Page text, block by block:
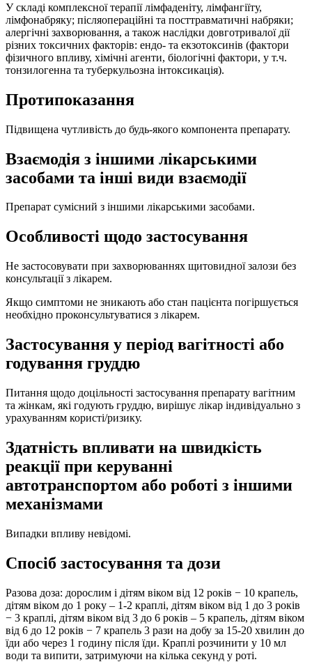
У складі комплексної терапії лімфаденіту, лімфангіїту,
лімфонабряку; післяопераційні та посттравматичні набряки;
алергічні захворювання, а також наслідки довготривалої дії
різних токсичних факторів: ендо- та екзотоксинів (фактори
фізичного впливу, хімічні агенти, біологічні фактори, у т.ч.
тонзилогенна та туберкульозна інтоксикація).
Протипоказання
Підвищена чутливість до будь-якого компонента препарату.
Взаємодія з іншими лікарськими
засобами та інші види взаємодії
Препарат сумісний з іншими лікарськими засобами.
Особливості щодо застосування
Не застосовувати при захворюваннях щитовидної залози без
консультації з лікарем.
Якщо симптоми не зникають або стан пацієнта погіршується
необхідно проконсультуватися з лікарем.
Застосування у період вагітності або
годування груддю
Питання щодо доцільності застосування препарату вагітним
та жінкам, які годують груддю, вирішує лікар індивідуально з
урахуванням користі/ризику.
Здатність впливати на швидкість
реакції при керуванні
автотранспортом або роботі з іншими
механізмами
Випадки впливу невідомі.
Спосіб застосування та дози
Разова доза: дорослим і дітям віком від 12 років − 10 крапель,
дітям віком до 1 року – 1-2 краплі, дітям віком від 1 до 3 років
− 3 краплі, дітям віком від 3 до 6 років – 5 крапель, дітям віком
від 6 до 12 років − 7 крапель 3 рази на добу за 15-20 хвилин до
їди або через 1 годину після їди. Краплі розчинити у 10 мл
води та випити, затримуючи на кілька секунд у роті.